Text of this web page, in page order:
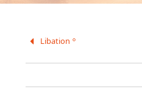
Libation A